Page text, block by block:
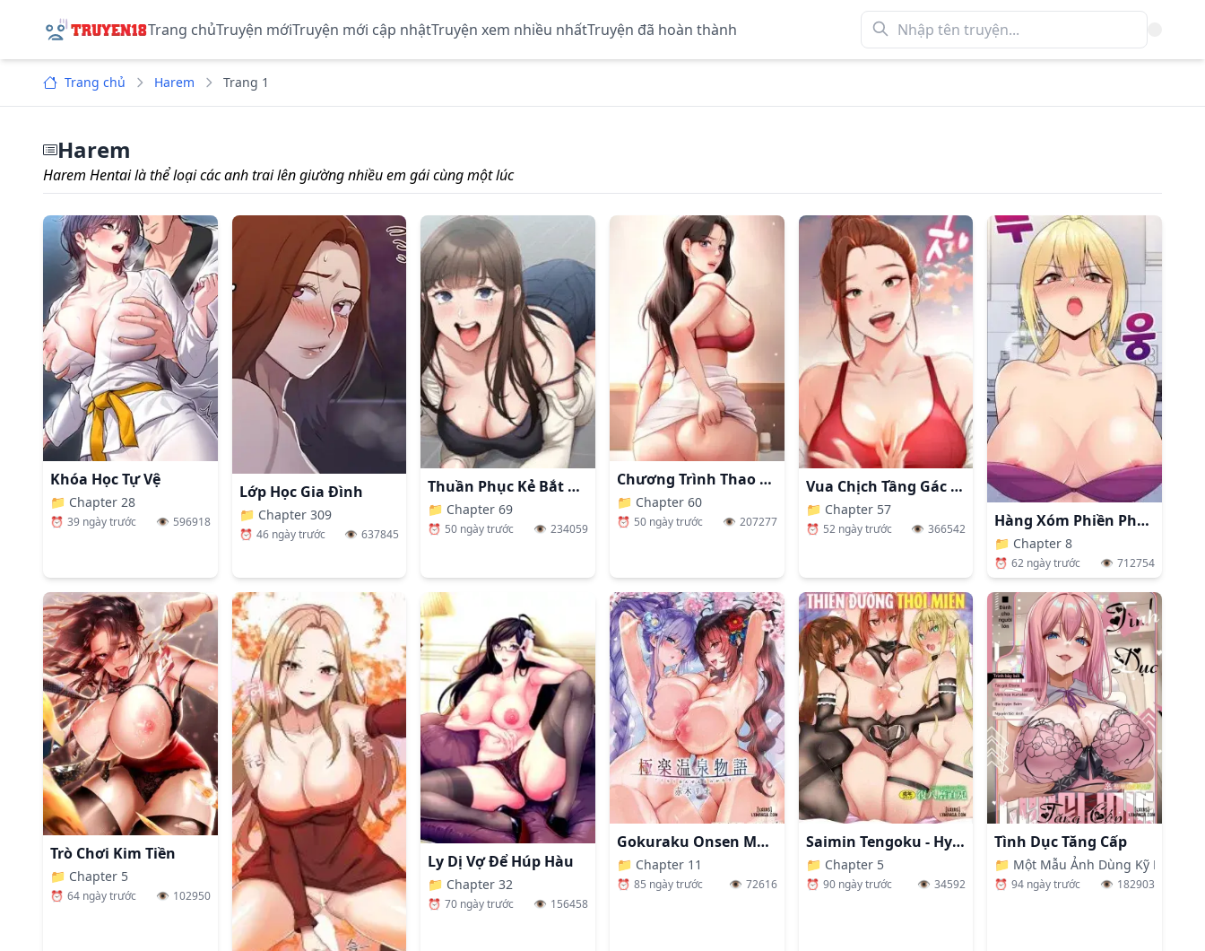
Trang chủTruyện mớiTruyện mới cập nhậtTruyện xem nhiều nhấtTruyện đã hoàn thành
Trang chủ Harem Trang 1
Harem
Harem Hentai là thể loại các anh trai lên giường nhiều em gái cùng một lúc
Khóa Học Tự Vệ
📁 Chapter 28
⏰ 39 ngày trước 👁️ 596918
Lớp Học Gia Đình
📁 Chapter 309
⏰ 46 ngày trước 👁️ 637845
Thuần Phục Kẻ Bắt Nạt
📁 Chapter 69
⏰ 50 ngày trước 👁️ 234059
Chương Trình Thao Túng Nhận Thức
📁 Chapter 60
⏰ 50 ngày trước 👁️ 207277
Vua Chịch Tầng Gác Mái
📁 Chapter 57
⏰ 52 ngày trước 👁️ 366542 Hàng Xóm Phiền Phức
📁 Chapter 8
⏰ 62 ngày trước 👁️ 712754
Trò Chơi Kim Tiền
📁 Chapter 5
⏰ 64 ngày trước 👁️ 102950
Ly Dị Vợ Để Húp Hàu
📁 Chapter 32
⏰ 70 ngày trước 👁️ 156458
Gokuraku Onsen Monogatari
📁 Chapter 11
⏰ 85 ngày trước 👁️ 72616
Saimin Tengoku - Hypnosis Heaven
📁 Chapter 5
⏰ 90 ngày trước 👁️ 34592
Tình Dục Tăng Cấp
📁 Một Mẫu Ảnh Dùng Kỹ Năng
⏰ 94 ngày trước 👁️ 182903